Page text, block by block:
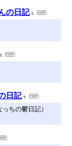
の日記
日記
ちの鬱日記）